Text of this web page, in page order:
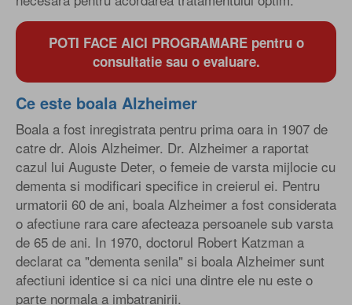
POTI FACE AICI PROGRAMARE pentru o
consultatie sau o evaluare.
Ce este boala Alzheimer
Boala a fost inregistrata pentru prima oara in 1907 de
catre dr. Alois Alzheimer. Dr. Alzheimer a raportat
cazul lui Auguste Deter, o femeie de varsta mijlocie cu
dementa si modificari specifice in creierul ei. Pentru
urmatorii 60 de ani, boala Alzheimer a fost considerata
o afectiune rara care afecteaza persoanele sub varsta
de 65 de ani. In 1970, doctorul Robert Katzman a
declarat ca "dementa senila" si boala Alzheimer sunt
afectiuni identice si ca nici una dintre ele nu este o
parte normala a imbatranirii.